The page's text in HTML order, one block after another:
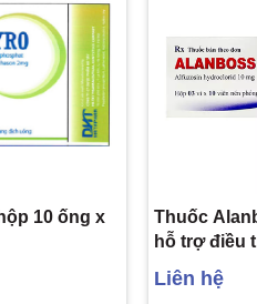
10 ống x
Thuốc
hỗ trợ điều
chức năng
lành tính
Liên hệ